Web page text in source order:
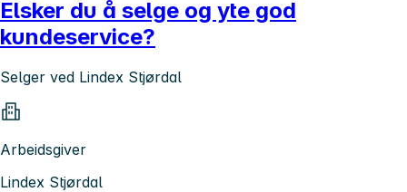
Elsker du å selge og yte god
kundeservice?
Selger ved Lindex Stjørdal
Arbeidsgiver
Lindex Stjørdal